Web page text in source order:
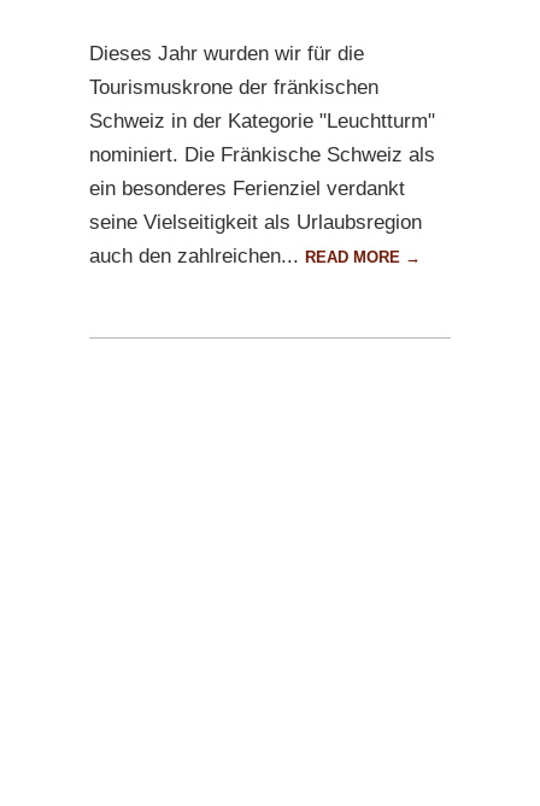
Dieses Jahr wurden wir für die
Tourismuskrone der fränkischen
Schweiz in der Kategorie "Leuchtturm"
nominiert. Die Fränkische Schweiz als
ein besonderes Ferienziel verdankt
seine Vielseitigkeit als Urlaubsregion
auch den zahlreichen... READ MORE →